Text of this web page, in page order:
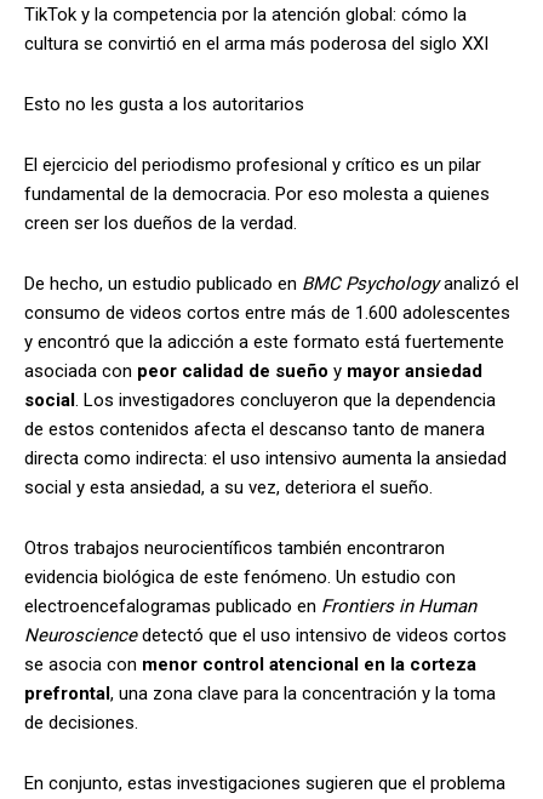
TikTok y la competencia por la atención global: cómo la
cultura se convirtió en el arma más poderosa del siglo XXI
Esto no les gusta a los autoritarios
El ejercicio del periodismo profesional y crítico es un pilar
fundamental de la democracia. Por eso molesta a quienes
creen ser los dueños de la verdad.
De hecho, un estudio publicado en BMC Psychologyanalizó el
consumo de videos cortos entre más de 1.600 adolescentes
y encontró que la adicción a este formato está fuertemente
asociada con peor calidad de sueño y mayor ansiedad
social. Los investigadores concluyeron que la dependencia
de estos contenidos afecta el descanso tanto de manera
directa como indirecta: el uso intensivo aumenta la ansiedad
social y esta ansiedad, a su vez, deteriora el sueño.
Otros trabajos neurocientíficos también encontraron
evidencia biológica de este fenómeno. Un estudio con
electroencefalogramas publicado en Frontiers in Human
Neurosciencedetectó que el uso intensivo de videos cortos
se asocia con menor control atencional en la corteza
prefrontal, una zona clave para la concentración y la toma
de decisiones.
En conjunto, estas investigaciones sugieren que el problema